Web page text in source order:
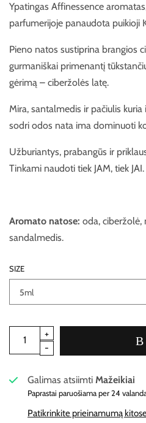
Ypatingas Affinessence
parfumerijoje panaudota puikioji
Pieno natos sustiprina brangios
gurmaniškai primenantį
gėrimą – ciberžolės latę.
Mira, santalmedis ir pačiulis
sodri odos nata ima dominuoti
Užburiantys, prabangūs ir
Tinkami naudoti tiek JAM, tiek JAI.
Aromato natose: oda, ciberžolė,
sandalmedis.
SIZE
В
Galimas atsiimtiMažeikiai
Paprastai paruošiama per 24
Patikrinkite prieinamumą